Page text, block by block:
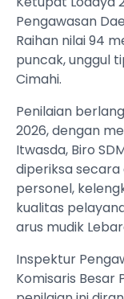
Pengawasan
Raihan nilai 94
puncak, unggul
Cimahi.
Penilaian
2026, dengan
Itwasda, Biro
diperiksa secara
personel,
kualitas
arus mudik
Inspektur
Komisaris Besar